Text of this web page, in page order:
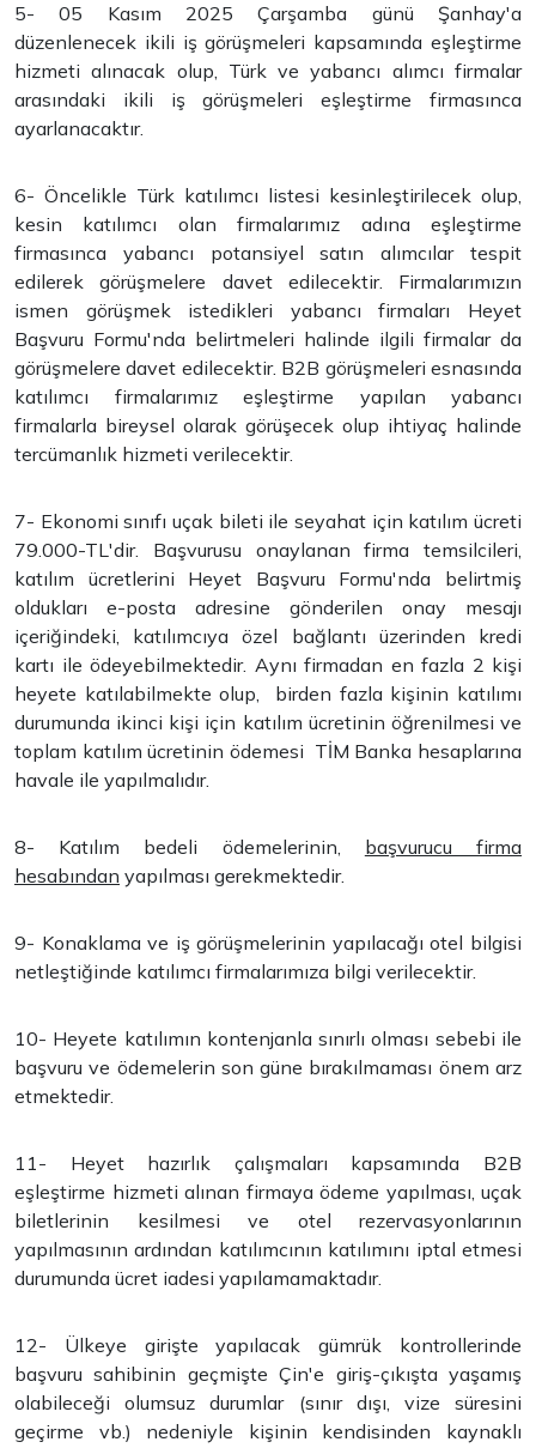
5- 05 Kasım 2025 Çarşamba günü Şanhay'a
düzenlenecek ikili iş görüşmeleri kapsamında eşleştirme
hizmeti alınacak olup, Türk ve yabancı alımcı firmalar
arasındaki ikili iş görüşmeleri eşleştirme firmasınca
ayarlanacaktır.
6- Öncelikle Türk katılımcı listesi kesinleştirilecek olup,
kesin katılımcı olan firmalarımız adına eşleştirme
firmasınca yabancı potansiyel satın alımcılar tespit
edilerek görüşmelere davet edilecektir. Firmalarımızın
ismen görüşmek istedikleri yabancı firmaları Heyet
Başvuru Formu'nda belirtmeleri halinde ilgili firmalar da
görüşmelere davet edilecektir. B2B görüşmeleri esnasında
katılımcı firmalarımız eşleştirme yapılan yabancı
firmalarla bireysel olarak görüşecek olup ihtiyaç halinde
tercümanlık hizmeti verilecektir.
7- Ekonomi sınıfı uçak bileti ile seyahat için katılım ücreti
79.000-TL'dir. Başvurusu onaylanan firma temsilcileri,
katılım ücretlerini Heyet Başvuru Formu'nda belirtmiş
oldukları e-posta adresine gönderilen onay mesajı
içeriğindeki, katılımcıya özel bağlantı üzerinden kredi
kartı ile ödeyebilmektedir. Aynı firmadan en fazla 2 kişi
heyete katılabilmekte olup, birden fazla kişinin katılımı
durumunda ikinci kişi için katılım ücretinin öğrenilmesi ve
toplam katılım ücretinin ödemesi TİM Banka hesaplarına
havale ile yapılmalıdır.
8- Katılım bedeli ödemelerinin, başvurucu firma
hesabından yapılması gerekmektedir.
9- Konaklama ve iş görüşmelerinin yapılacağı otel bilgisi
netleştiğinde katılımcı firmalarımıza bilgi verilecektir.
10- Heyete katılımın kontenjanla sınırlı olması sebebi ile
başvuru ve ödemelerin son güne bırakılmaması önem arz
etmektedir.
11- Heyet hazırlık çalışmaları kapsamında B2B
eşleştirme hizmeti alınan firmaya ödeme yapılması, uçak
biletlerinin kesilmesi ve otel rezervasyonlarının
yapılmasının ardından katılımcının katılımını iptal etmesi
durumunda ücret iadesi yapılamamaktadır.
12- Ülkeye girişte yapılacak gümrük kontrollerinde
başvuru sahibinin geçmişte Çin'e giriş-çıkışta yaşamış
olabileceği olumsuz durumlar (sınır dışı, vize süresini
geçirme vb.) nedeniyle kişinin kendisinden kaynaklı